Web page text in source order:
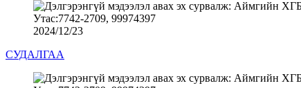
2024/12/23
СУДАЛГАА